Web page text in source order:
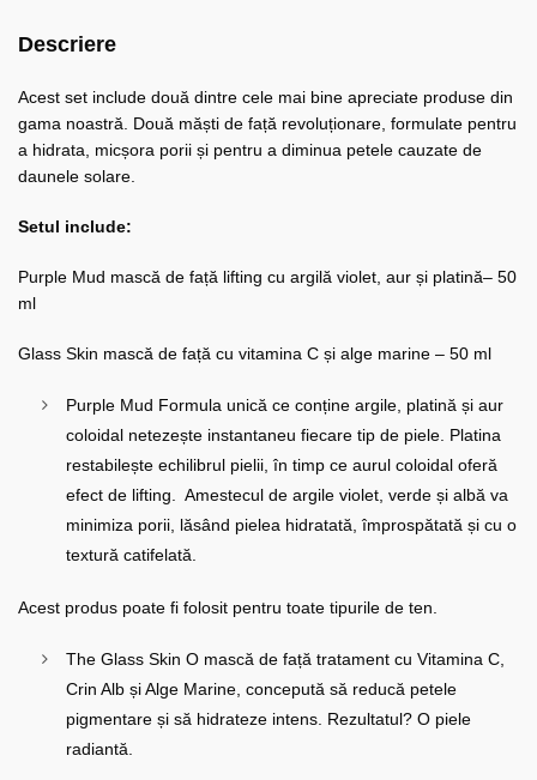
Descriere
Acest set include două dintre cele mai bine apreciate produse din
gama noastră. Două măști de față revoluționare, formulate pentru
a hidrata, micșora porii și pentru a diminua petele cauzate de
daunele solare.
Setul include:
Purple Mud mască de față lifting cu argilă violet, aur și platină– 50
ml
Glass Skin mască de față cu vitamina C și alge marine – 50 ml
Purple Mud Formula unică ce conține argile, platină și aur
coloidal netezește instantaneu fiecare tip de piele. Platina
restabilește echilibrul pielii, în timp ce aurul coloidal oferă
efect de lifting. Amestecul de argile violet, verde și albă va
minimiza porii, lăsând pielea hidratată, împrospătată și cu o
textură catifelată.
Acest produs poate fi folosit pentru toate tipurile de ten.
The Glass Skin O mască de față tratament cu Vitamina C,
Crin Alb și Alge Marine, concepută să reducă petele
pigmentare și să hidrateze intens. Rezultatul? O piele
radiantă.